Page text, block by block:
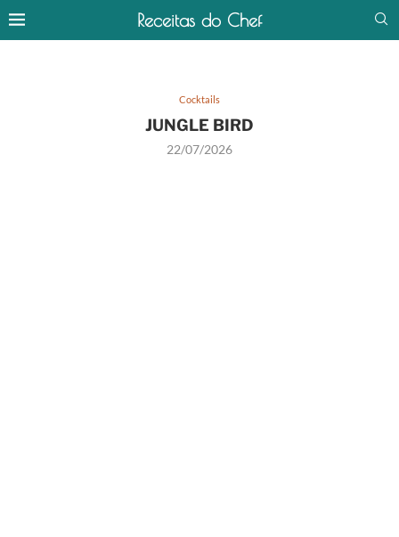
Receitas do Chef
Cocktails
JUNGLE BIRD
22/07/2026